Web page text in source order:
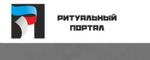
Skip
to